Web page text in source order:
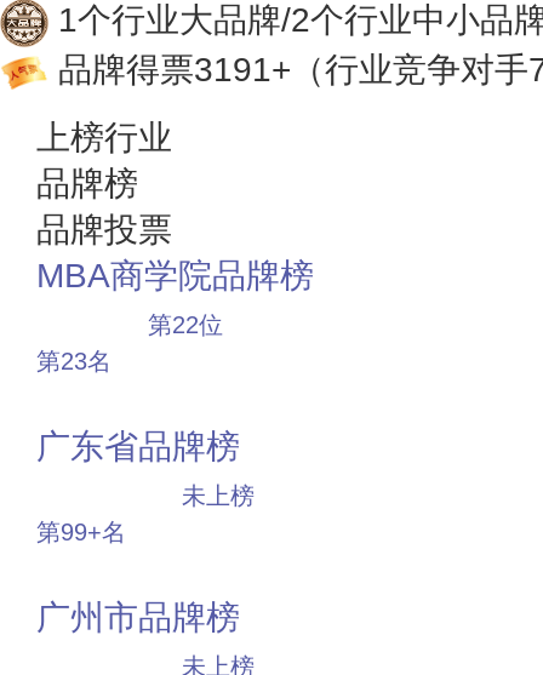
1个行业大品牌/2个行业中小品
品牌得票3191+ （行业竞争对
上榜行业
品牌榜
品牌投票
MBA商学院品牌榜
第22位
第23名
广东省品牌榜
未上榜
第99+名
广州市品牌榜
未上榜